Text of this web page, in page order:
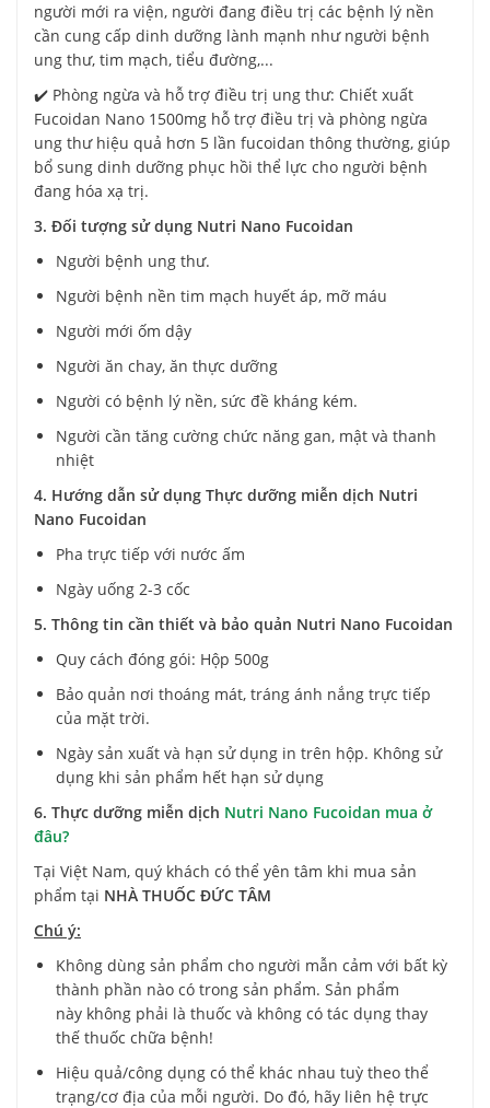
người mới ra viện, người đang điều trị các bệnh lý nền
cần cung cấp dinh dưỡng lành mạnh như người bệnh
ung thư, tim mạch, tiểu đường,...
✔️ Phòng ngừa và hỗ trợ điều trị ung thư: Chiết xuất
Fucoidan Nano 1500mg hỗ trợ điều trị và phòng ngừa
ung thư hiệu quả hơn 5 lần fucoidan thông thường, giúp
bổ sung dinh dưỡng phục hồi thể lực cho người bệnh
đang hóa xạ trị.
3. Đối tượng sử dụng Nutri Nano Fucoidan
Người bệnh ung thư.
Người bệnh nền tim mạch huyết áp, mỡ máu
Người mới ốm dậy
Người ăn chay, ăn thực dưỡng
Người có bệnh lý nền, sức đề kháng kém.
Người cần tăng cường chức năng gan, mật và thanh
nhiệt
4. Hướng dẫn sử dụng Thực dưỡng miễn dịch Nutri
Nano Fucoidan
Pha trực tiếp với nước ấm
Ngày uống 2-3 cốc
5. Thông tin cần thiết và bảo quản Nutri Nano Fucoidan
Quy cách đóng gói: Hộp 500g
Bảo quản nơi thoáng mát, tráng ánh nắng trực tiếp
của mặt trời.
Ngày sản xuất và hạn sử dụng in trên hộp. Không sử
dụng khi sản phẩm hết hạn sử dụng
6. Thực dưỡng miễn dịch Nutri Nano Fucoidan mua ở
đâu?
Tại Việt Nam, quý khách có thể yên tâm khi mua sản
phẩm tại NHÀ THUỐC ĐỨC TÂM
Chú ý:
Không dùng sản phẩm cho người mẫn cảm với bất kỳ
thành phần nào có trong sản phẩm. Sản phẩm
này không phải là thuốc và không có tác dụng thay
thế thuốc chữa bệnh!
Hiệu quả/công dụng có thể khác nhau tuỳ theo thể
trạng/cơ địa của mỗi người. Do đó, hãy liên hệ trực